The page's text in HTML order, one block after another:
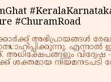
#ChuramRoad
അഭിപ്രായങ്ങൾ
വിദ്വേഷ -
ശക്തമായ നിയമനടപടി